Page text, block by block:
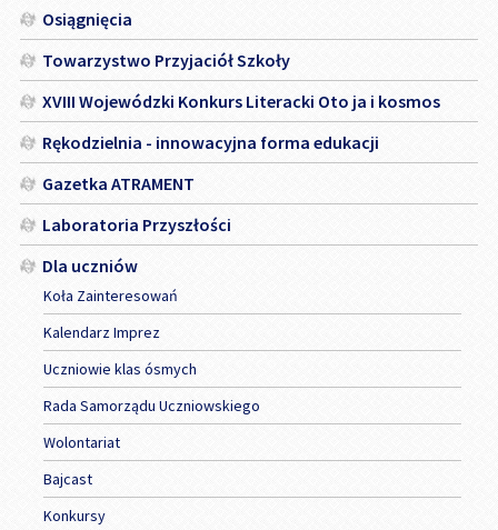
Osiągnięcia
Towarzystwo Przyjaciół Szkoły
XVIII Wojewódzki Konkurs Literacki Oto ja i kosmos
Rękodzielnia - innowacyjna forma edukacji
Gazetka ATRAMENT
Laboratoria Przyszłości
Dla uczniów
Koła Zainteresowań
Kalendarz Imprez
Uczniowie klas ósmych
Rada Samorządu Uczniowskiego
Wolontariat
Bajcast
Konkursy